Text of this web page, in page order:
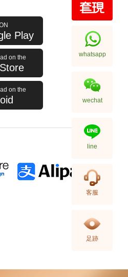
Play
on the
on the
whatsapp
wechat
line
客服
足跡